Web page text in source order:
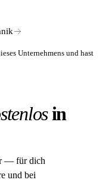
Unternehmens und hast
in
— für dich
und bei